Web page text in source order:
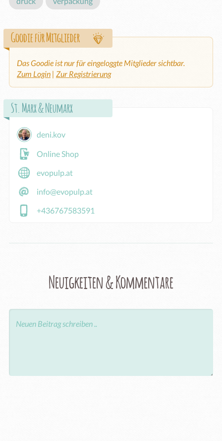
Goodie für Mitglieder
Das Goodie ist nur für eingeloggte Mitglieder sichtbar.
Zum Login | Zur Registrierung
St. Marx & Neumarx
deni.kov
Online Shop
evopulp.at
info@evopulp.at
+436767583591
Neuigkeiten & Kommentare